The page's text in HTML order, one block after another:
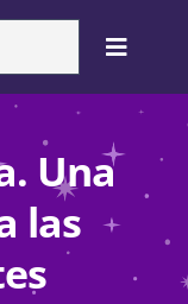
Toggle
Una
las